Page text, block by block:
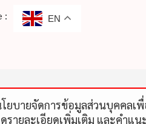
: EN
โยบายจัดการข้อมูลส่วนบุคคล
รายละเอียดเพิ่มเติม และคําแ